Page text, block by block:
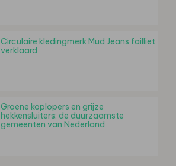
Circulaire kledingmerk Mud Jeans failliet
verklaard
Groene koplopers en grijze
hekkensluiters: de duurzaamste
gemeenten van Nederland